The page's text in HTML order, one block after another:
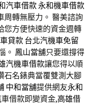
汽車借款永和機車借款
周轉無壓力。 醫美諮詢
您方便快速的資金週轉
貸款 台北汽機車免留
。 鳳山當舖只要還撐得
汽機車借款讓您得以順
石名錶典當覆雙測大腳
中和當舖提供網友永和
借款即變資金,高雄借